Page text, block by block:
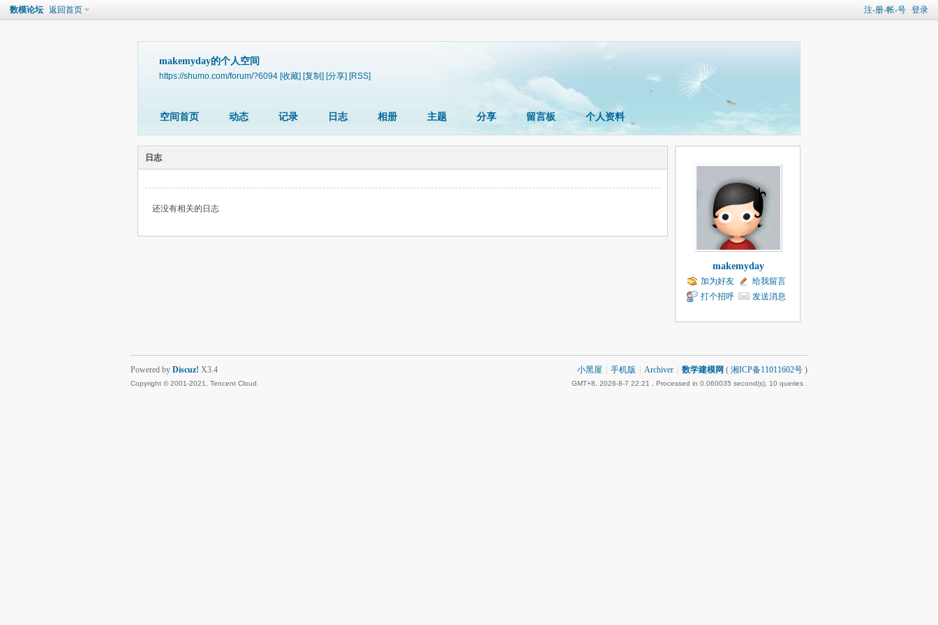
注-册-帐-号 登录
数模论坛 返回首页
makemyday的个人空间
https://shumo.com/forum/?6094 [收藏] [复制] [分享] [RSS]
空间首页 动态 记录 日志 相册 主题 分享 留言板 个人资料
日志
还没有相关的日志
makemyday
加为好友
给我留言
打个招呼
发送消息
小黑屋 手机版 Archiver 数学建模网 ( 湘ICP备11011602号 )
GMT+8, 2026-8-7 22:21 , Processed in 0.060035 second(s), 10 queries .
Powered by Discuz! X3.4
Copyright © 2001-2021, Tencent Cloud.